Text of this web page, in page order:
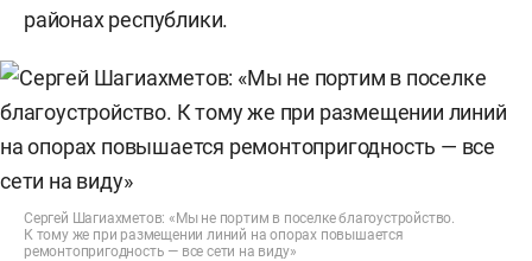
районах республики.
Сергей Шагиахметов: «Мы не портим в поселке благоустройство.
К тому же при размещении линий на опорах повышается
ремонтопригодность — все сети на виду»